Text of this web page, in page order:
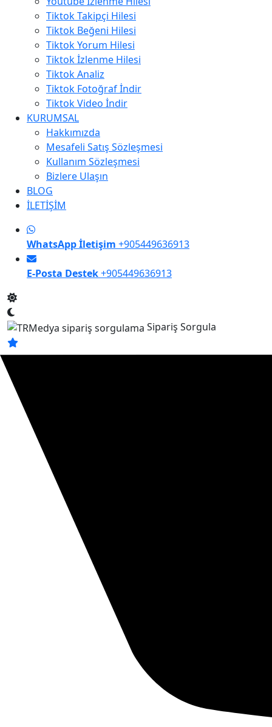
Tiktok Takipçi Hilesi
Tiktok Beğeni Hilesi
Tiktok Yorum Hilesi
Tiktok İzlenme Hilesi
Tiktok Analiz
Tiktok Fotoğraf İndir
Tiktok Video İndir
KURUMSAL
Hakkımızda
Mesafeli Satış Sözleşmesi
Kullanım Sözleşmesi
Bizlere Ulaşın
BLOG
İLETİŞİM
WhatsApp İletişim +905449636913
E-Posta Destek+905449636913
Sipariş Sorgula